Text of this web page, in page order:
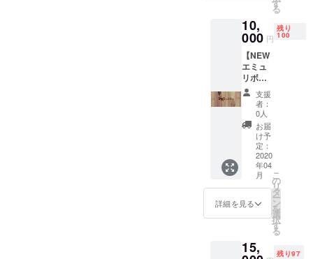
トのご
購入も
勿論可
能で
す） 参
加キャ
スト：
夏花・
ようよ
う・望
まひ
ろ・あ
む・凛
子・こ
づち・
ぷり
ん・七
吹まり
す
る
10,
000 円
残り
100
【NEW
エミュ
リボン
セッ
ト】
コース
・
チャー
ジ ・ワ
ンドリ
ンク ・
音声
ツー
ショッ
トチェ
キ付 ※
業では
音声
支援
者：
0人
お届
け予
定：
2020
年04
月
詳細を見る
こ
の
リ
タ
ー
ン
を
選
択
す
る
15, 残り97